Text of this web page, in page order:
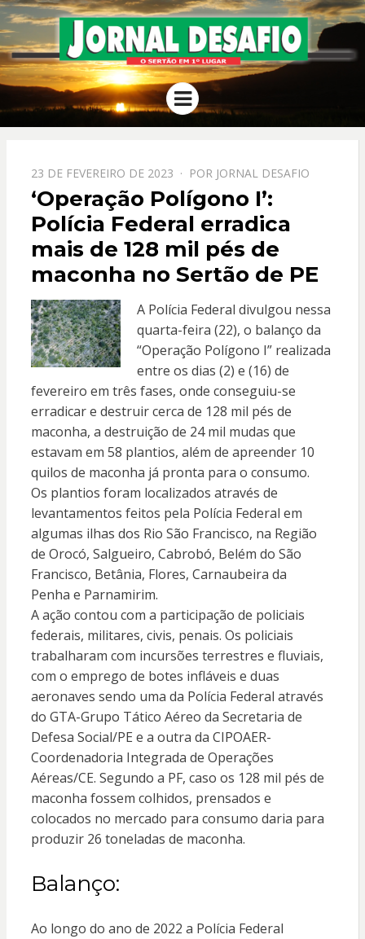
JORNAL
DESAFIO
O Sertão em 1º Lugar
Menu
PPOSTADO
EM
23 DE FEVEREIRO DE 2023 POR JORNAL DESAFIO
‘Operação Polígono I’:
Polícia Federal erradica
mais de 128 mil pés de
maconha no Sertão de PE
A Polícia Federal divulgou nessa
quarta-feira (22), o balanço da
“Operação Polígono I” realizada
entre os dias (2) e (16) de
fevereiro em três fases, onde conseguiu-se
erradicar e destruir cerca de 128 mil pés de
maconha, a destruição de 24 mil mudas que
estavam em 58 plantios, além de apreender 10
quilos de maconha já pronta para o consumo.
Os plantios foram localizados através de
levantamentos feitos pela Polícia Federal em
algumas ilhas dos Rio São Francisco, na Região
de Orocó, Salgueiro, Cabrobó, Belém do São
Francisco, Betânia, Flores, Carnaubeira da
Penha e Parnamirim.
A ação contou com a participação de policiais
federais, militares, civis, penais. Os policiais
trabalharam com incursões terrestres e fluviais,
com o emprego de botes infláveis e duas
aeronaves sendo uma da Polícia Federal através
do GTA-Grupo Tático Aéreo da Secretaria de
Defesa Social/PE e a outra da CIPOAER-
Coordenadoria Integrada de Operações
Aéreas/CE. Segundo a PF, caso os 128 mil pés de
maconha fossem colhidos, prensados e
colocados no mercado para consumo daria para
produzir 26 toneladas de maconha.
Balanço:
Ao longo do ano de 2022 a Polícia Federal